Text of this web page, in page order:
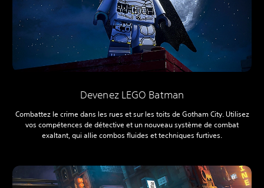
Devenez LEGO Batman
Combattez le crime dans les rues et sur les toits de Gotham City. Utilisez
vos compétences de détective et un nouveau système de combat
exaltant, qui allie combos fluides et techniques furtives.